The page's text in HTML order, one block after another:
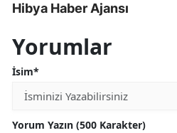
Hibya Haber Ajansı
Yorumlar
İsim*
Yorum Yazın (500 Karakter)